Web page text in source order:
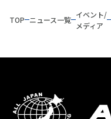
TOP ニュース一覧
イベント/
メディア